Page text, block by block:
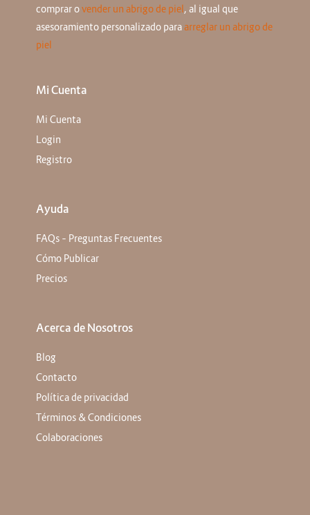
comprar ovender un abrigo de piel, al igual que
asesoramiento personalizado paraarreglar un abrigo de
piel
Mi Cuenta
Mi Cuenta
Login
Registro
Ayuda
FAQs – Preguntas Frecuentes
Cómo Publicar
Precios
Acerca de Nosotros
Blog
Contacto
Política de privacidad
Términos & Condiciones
Colaboraciones